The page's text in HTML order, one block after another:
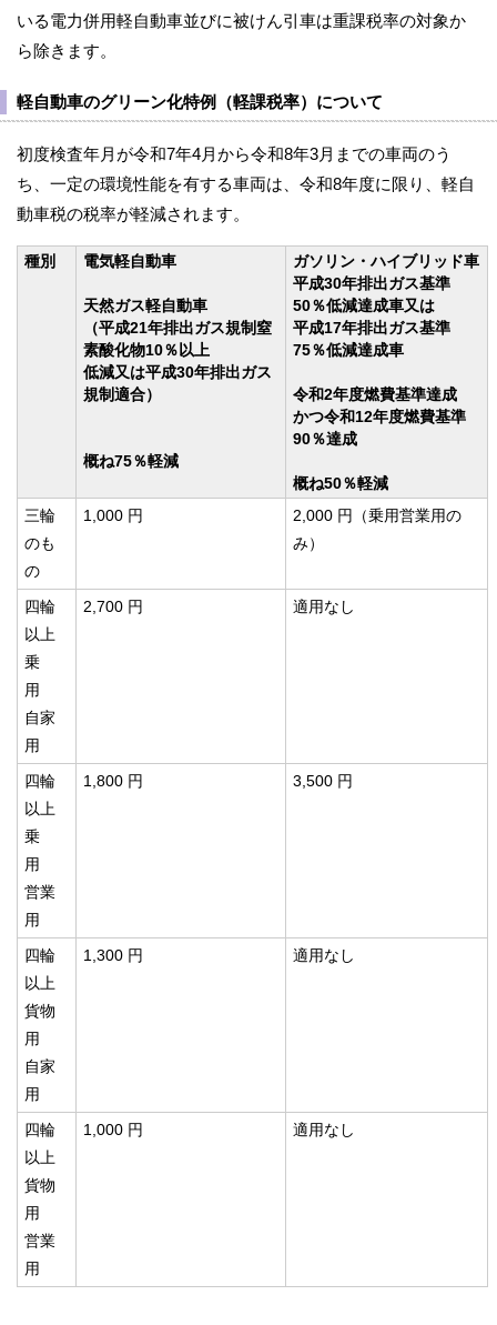
いる電力併用軽自動車並びに被けん引車は重課税率の対象か
ら除きます。
軽自動車のグリーン化特例（軽課税率）について
初度検査年月が令和7年4月から令和8年3月までの車両のう
ち、一定の環境性能を有する車両は、令和8年度に限り、軽自
動車税の税率が軽減されます。
種別 電気軽自動車
天然ガス軽自動車
（平成21年排出ガス規制窒
素酸化物10％以上
低減又は平成30年排出ガス
規制適合）
概ね75％軽減
ガソリン・ハイブリッド車
平成30年排出ガス基準
50％低減達成車又は
平成17年排出ガス基準
75％低減達成車
令和2年度燃費基準達成
かつ令和12年度燃費基準
90％達成
概ね50％軽減
三輪
のも
の
1,000 円
2,000 円（乗用営業用の
み）
四輪
以上
乗
用
自家
用
2,700 円 適用なし
四輪
以上
乗
用
営業
用
1,800 円 3,500 円
四輪
以上
貨物
用
自家
用
1,300 円 適用なし
四輪
以上
貨物
用
営業
用
1,000 円 適用なし